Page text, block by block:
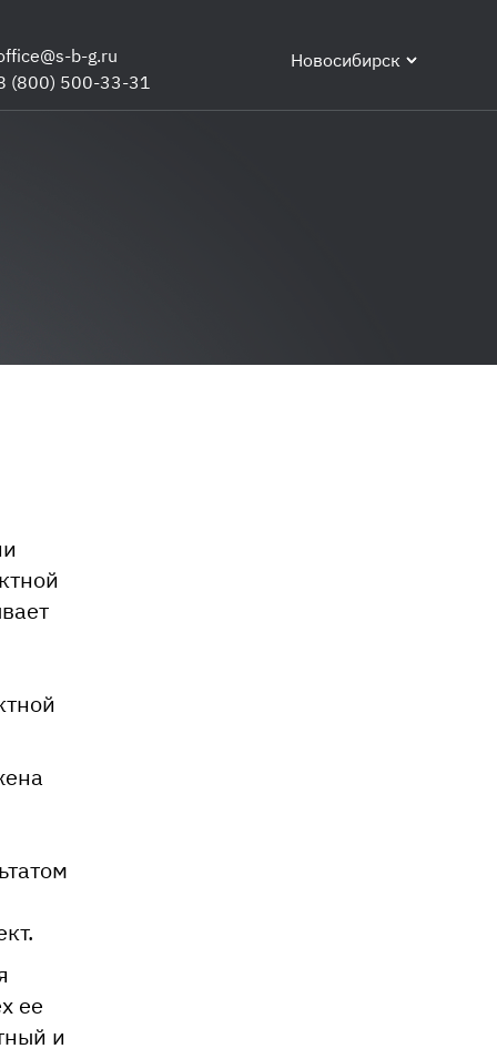
b-g.ru
(800) 500-33-31
Новосибирск
ее
и